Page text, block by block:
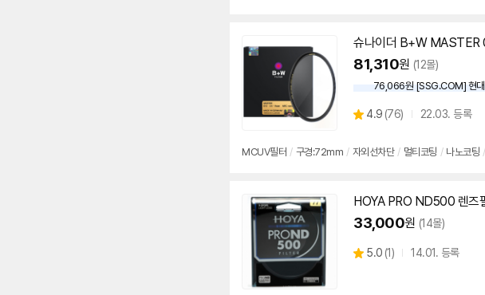
슈나이더 B+W MASTER
81,310원 (12몰)
76,066원 [SSG.COM] 현대
별
4.9 (상
리
76) 22.03. 등록
MCUV필터 / 구경:72mm / 자외선차단 / 멀티코팅 / 나노코팅 /
HOYA PRO ND500 렌즈
33,000원 (14몰)
별
5.0 (상
1) 14.01. 등록